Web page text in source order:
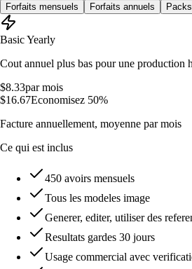
Forfaits mensuels Forfaits annuels
Basic Yearly
Cout annuel plus bas pour une production
$8.33par mois
$16.67Economisez 50%
Facture annuellement, moyenne par mois
Ce qui est inclus
450 avoirs mensuels
Tous les modeles image
Generer, editer, utiliser des
Resultats gardes 30 jours
Usage commercial avec